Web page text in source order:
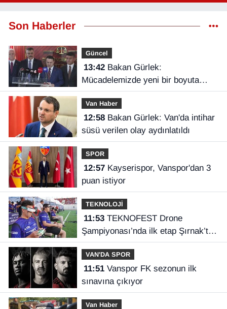
Son Haberler
Güncel
13:42Bakan Gürlek:
Mücadelemizde yeni bir boyuta
geçeceğiz
Van Haber
12:58Bakan Gürlek: Van'da intihar
süsü verilen olay aydınlatıldı
SPOR
12:57Kayserispor, Vanspor'dan 3
puan istiyor
TEKNOLOJİ
11:53TEKNOFEST Drone
Şampiyonası’nda ilk etap Şırnak’ta
başladı
VAN'DA SPOR
11:51Vanspor FK sezonun ilk
sınavına çıkıyor
Van Haber